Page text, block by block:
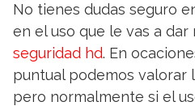
No tienes dudas seguro
en el uso que le vas a dar
seguridad hd. En
puntual podemos valorar
pero normalmente si el